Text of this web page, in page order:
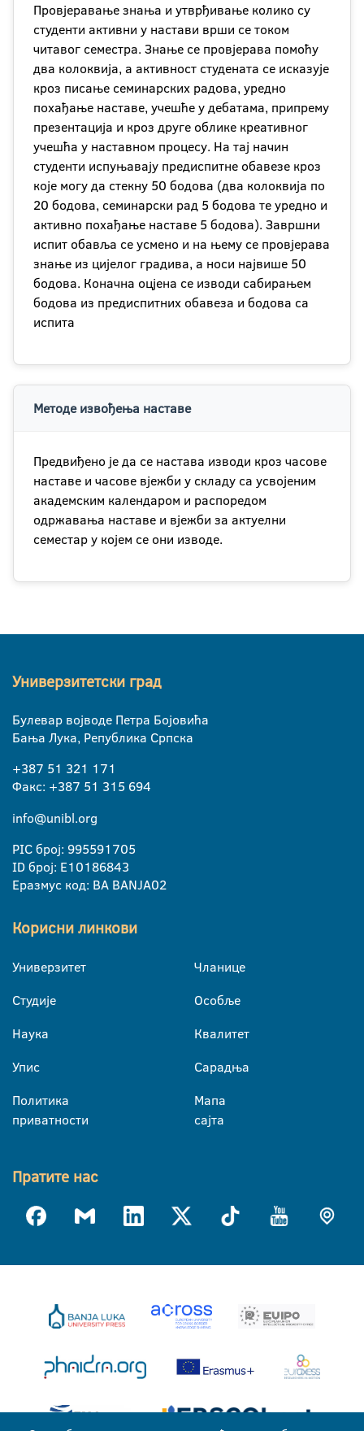
Провјеравање знања и утврђивање колико су
студенти активни у настави врши се током
читавог семестра. Знање се провјерава помоћу
два колоквија, а активност студената се исказује
кроз писање семинарских радова, уредно
похађање наставе, учешће у дебатама, припрему
презентација и кроз друге облике креативног
учешћа у наставном процесу. На тај начин
студенти испуњавају предиспитне обавезе кроз
које могу да стекну 50 бодова (два колоквија по
20 бодова, семинарски рад 5 бодова те уредно и
активно похађање наставе 5 бодова). Завршни
испит обавља се усмено и на њему се провjерава
знање из цијелог градива, а носи највише 50
бодова. Коначна оцјена се изводи сабирањем
бодова из предиспитних обавеза и бодова са
испита
Методе извођења наставе
Предвиђено је да се настава изводи кроз часове
наставе и часове вјежби у складу са усвојеним
академским календаром и распоредом
одржавања наставе и вјежби за актуелни
семестар у којем се они изводе.
Универзитетски град
Булевар војводе Петра Бојовића
Бања Лука, Република Српска
+387 51 321 171
Факс: +387 51 315 694
info@unibl.org
PIC број: 995591705
ID број: E10186843
Еразмус код: BA BANJA02
Корисни линкови
Универзитет
Студије
Наука
Упис
Политика
приватности
Чланице
Особље
Квалитет
Сарадња
Мапа
сајта
Пратите нас